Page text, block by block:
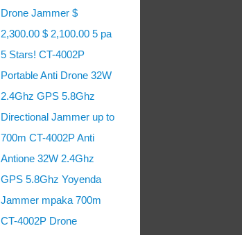
Drone Jammer $
2,300.00 $ 2,100.00 5 pa
5 Stars! CT-4002P
Portable Anti Drone 32W
2.4Ghz GPS 5.8Ghz
Directional Jammer up to
700m CT-4002P Anti
Antione 32W 2.4Ghz
GPS 5.8Ghz Yoyenda
Jammer mpaka 700m
CT-4002P Drone